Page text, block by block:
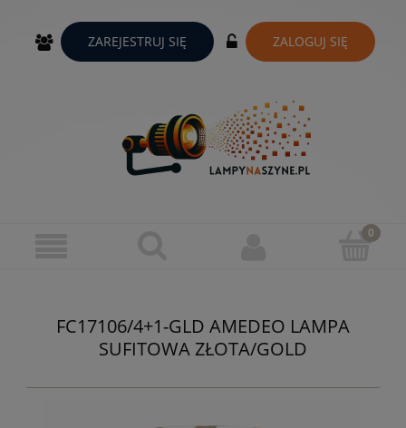
ZAREJESTRUJ SIĘ ZALOGUJ SIĘ
FC17106/4+1-GLD AMEDEO LAMPA
SUFITOWA ZŁOTA/GOLD